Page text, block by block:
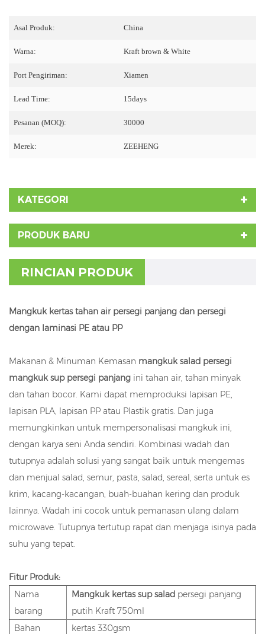
Asal Produk: China
Warna: Kraft brown & White
Port Pengiriman: Xiamen
Lead Time: 15days
Pesanan (MOQ): 30000
Merek: ZEEHENG
KATEGORI
PRODUK BARU
RINCIAN PRODUK
Mangkuk kertas tahan air persegi panjang dan persegi
dengan laminasi PE atau PP
Makanan & Minuman Kemasan mangkuk salad persegi
mangkuk sup persegi panjang ini tahan air, tahan minyak
dan tahan bocor. Kami dapat memproduksi lapisan PE,
lapisan PLA, lapisan PP atau Plastik gratis. Dan juga
memungkinkan untuk mempersonalisasi mangkuk ini,
dengan karya seni Anda sendiri. Kombinasi wadah dan
tutupnya adalah solusi yang sangat baik untuk mengemas
dan menjual salad, semur, pasta, salad, sereal, serta untuk es
krim, kacang-kacangan, buah-buahan kering dan produk
lainnya. Wadah ini cocok untuk pemanasan ulang dalam
microwave. Tutupnya tertutup rapat dan menjaga isinya pada
suhu yang tepat.
Fitur Produk:
Nama
barang
Mangkuk kertas sup salad persegi panjang
putih Kraft 750ml
Bahan
kertas 330gsm